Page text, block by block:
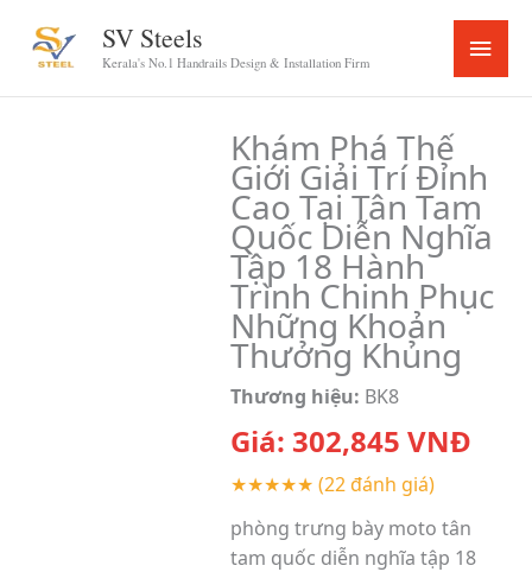
content
SV Steels
Kerala's No.1 Handrails Design & Installation Firm
Main
Menu
Khám Phá Thế
Giới Giải Trí Đỉnh
Cao Tại Tân Tam
Quốc Diễn Nghĩa
Tập 18 Hành
Trình Chinh Phục
Những Khoản
Thưởng Khủng
Thương hiệu: BK8
Giá: 302,845 VNĐ
★★★★★ (22 đánh giá)
phòng trưng bày moto tân
tam quốc diễn nghĩa tập 18